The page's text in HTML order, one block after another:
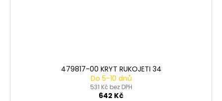
479817-00 KRYT RUKOJETI 34
Do 5-10 dnů
531 Kč bez DPH
642 Kč